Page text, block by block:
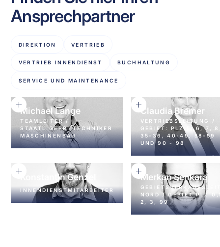
Ansprechpartner
DIREKTION VERTRIEB
VERTRIEB INNENDIENST BUCHHALTUNG
SERVICE UND MAINTENANCE
Michael Lange
TEAMLEITER /
STAATL.GEPR. TECHNIKER
MASCHINENBAU
BÜRO: 05105 / 77931-13 -
ML@KE-FIBERTEC.DE
Claudia Bremer
VERTRIEBSLEITUNG /
GEBIET: PLZ 5, 6, 7,
35-36, 40-49, 58-59
UND 90 - 98
MOBIL/WHATSAPP:
15017950
CB@KE-FIBERTEC.DE
Konstantin Genzel
INNENDIENSTMITARBEITER
TELEFON 05105 / 77931-
Merkan Senkara
NORD / GEBIET PLZ
2, 3, 99
MOBIL/WHATSAPP: